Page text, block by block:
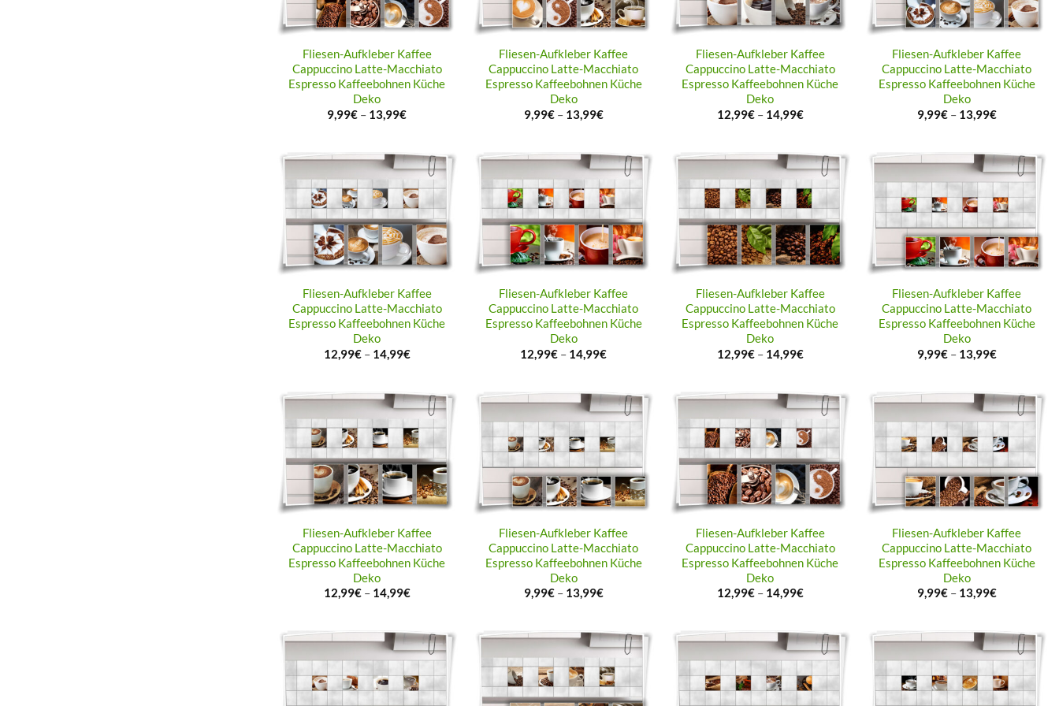
Fliesen-Aufkleber Kaffee
Cappuccino Latte-Macchiato
Espresso Kaffeebohnen Küche
Deko
9,99€ – 13,99€
Fliesen-Aufkleber Kaffee
Cappuccino Latte-Macchiato
Espresso Kaffeebohnen Küche
Deko
9,99€– 13,99€
Fliesen-Aufkleber Kaffee
Cappuccino Latte-Macchiato
Espresso Kaffeebohnen Küche
Deko
12,99€– 14,99€
Fliesen-Aufkleber Kaffee
Cappuccino Latte-Macchiato
Espresso Kaffeebohnen Küche
Deko
9,99€– 13,99€
Fliesen-Aufkleber Kaffee
Cappuccino Latte-Macchiato
Espresso Kaffeebohnen Küche
Deko
12,99€– 14,99€
Fliesen-Aufkleber Kaffee
Cappuccino Latte-Macchiato
Espresso Kaffeebohnen Küche
Deko
12,99€ – 14,99€
Fliesen-Aufkleber Kaffee
Cappuccino Latte-Macchiato
Espresso Kaffeebohnen Küche
Deko
12,99€– 14,99€
Fliesen-Aufkleber Kaffee
Cappuccino Latte-Macchiato
Espresso Kaffeebohnen Küche
Deko
9,99€– 13,99€
Fliesen-Aufkleber Kaffee
Cappuccino Latte-Macchiato
Espresso Kaffeebohnen Küche
Deko
12,99€– 14,99€
Fliesen-Aufkleber Kaffee
Cappuccino Latte-Macchiato
Espresso Kaffeebohnen Küche
Deko
9,99€– 13,99€
Fliesen-Aufkleber Kaffee
Cappuccino Latte-Macchiato
Espresso Kaffeebohnen Küche
Deko
12,99€– 14,99€
Fliesen-Aufkleber Kaffee
Cappuccino Latte-Macchiato
Espresso Kaffeebohnen Küche
Deko
9,99€– 13,99€